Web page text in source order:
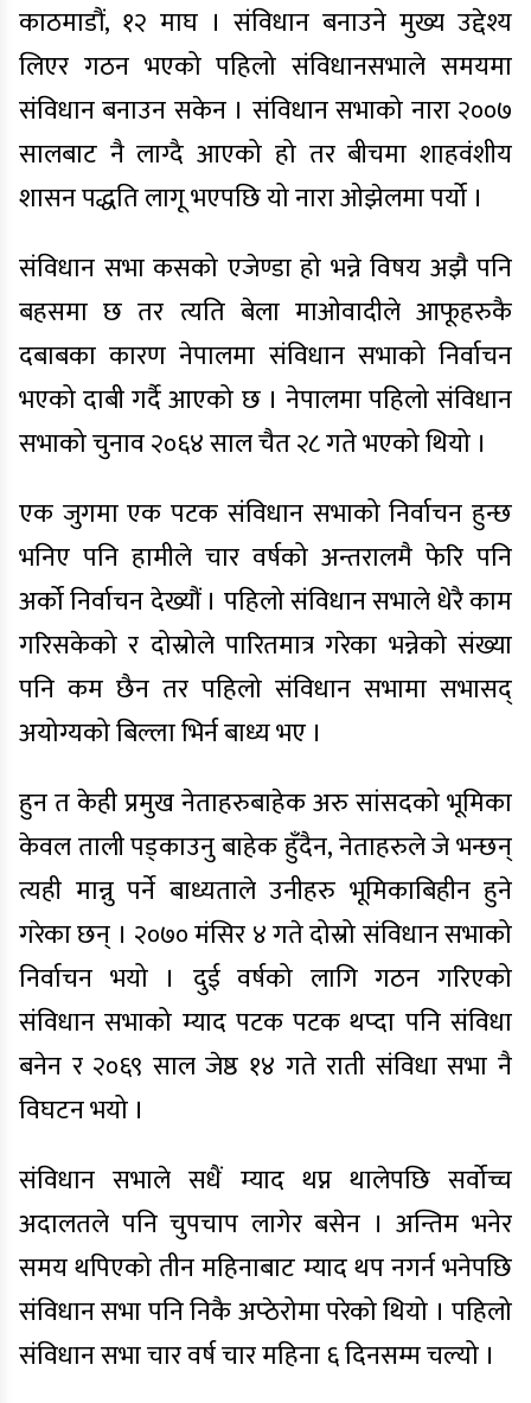
काठमाडौं, १२ माघ । संविधान बनाउने मुख्य उद्देश्य
लिएर गठन भएको पहिलो संविधानसभाले समयमा
संविधान बनाउन सकेन । संविधान सभाको नारा २००७
सालबाट नै लाग्दै आएको हो तर बीचमा शाहवंशीय
शासन पद्धति लागू भएपछि यो नारा ओझेलमा पर्यो ।
संविधान सभा कसको एजेण्डा हो भन्ने विषय अझै पनि
बहसमा छ तर त्यति बेला माओवादीले आफूहरुकै
दबाबका कारण नेपालमा संविधान सभाको निर्वाचन
भएको दाबी गर्दै आएको छ । नेपालमा पहिलो संविधान
सभाको चुनाव २०६४ साल चैत २८ गते भएको थियो ।
एक जुगमा एक पटक संविधान सभाको निर्वाचन हुन्छ
भनिए पनि हामीले चार वर्षको अन्तरालमै फेरि पनि
अर्को निर्वाचन देख्यौं । पहिलो संविधान सभाले धेरै काम
गरिसकेको र दोस्रोले पारितमात्र गरेका भन्नेको संख्या
पनि कम छैन तर पहिलो संविधान सभामा सभासद्
अयोग्यको बिल्ला भिर्न बाध्य भए ।
हुन त केही प्रमुख नेताहरुबाहेक अरु सांसदको भूमिका
केवल ताली पड्काउनु बाहेक हुँदैन, नेताहरुले जे भन्छन्
त्यही मान्नु पर्ने बाध्यताले उनीहरु भूमिकाबिहीन हुने
गरेका छन् । २०७० मंसिर ४ गते दोस्रो संविधान सभाको
निर्वाचन भयो । दुई वर्षको लागि गठन गरिएको
संविधान सभाको म्याद पटक पटक थप्दा पनि संविधा
बनेन र २०६९ साल जेष्ठ १४ गते राती संविधा सभा नै
विघटन भयो ।
संविधान सभाले सधैं म्याद थप्न थालेपछि सर्वोच्च
अदालतले पनि चुपचाप लागेर बसेन । अन्तिम भनेर
समय थपिएको तीन महिनाबाट म्याद थप नगर्न भनेपछि
संविधान सभा पनि निकै अप्ठेरोमा परेको थियो । पहिलो
संविधान सभा चार वर्ष चार महिना ६ दिनसम्म चल्यो ।